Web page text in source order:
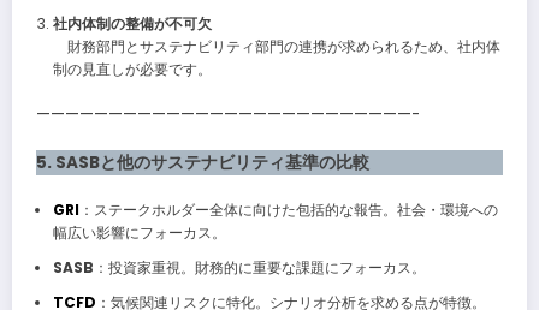
社内体制の整備が不可欠
財務部門とサステナビリティ部門の連携が求められるため、社内体
制の見直しが必要です。
——————————————————————————-
5. SASBと他のサステナビリティ基準の比較
GRI：ステークホルダー全体に向けた包括的な報告。社会・環境への
幅広い影響にフォーカス。
SASB ：投資家重視。財務的に重要な課題にフォーカス。
TCFD ：気候関連リスクに特化。シナリオ分析を求める点が特徴。